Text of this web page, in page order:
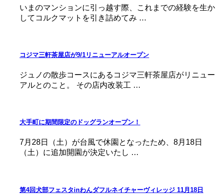
いまのマンションに引っ越す際、これまでの経験を生か
してコルクマットを引き詰めてみ …
コジマ三軒茶屋店が9/1リニューアルオープン
ジュノの散歩コースにあるコジマ三軒茶屋店がリニュー
アルとのこと。 その店内改装工 …
大手町に期間限定のドッグランオープン！
7月28日（土）が台風で休園となったため、8月18日
（土）に追加開園が決定いたし …
第4回犬部フェスタinわんダフルネイチャーヴィレッジ 11月18日